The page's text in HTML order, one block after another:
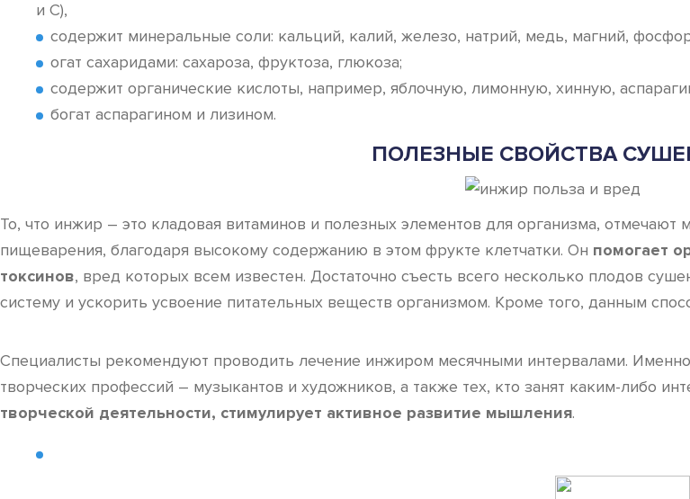
и С),
содержит минеральные соли: кальций, калий, железо, натрий, медь, магний,
огат сахаридами: сахароза, фруктоза, глюкоза;
содержит органические кислоты, например, яблочную, лимонную, хинную,
богат аспарагином и лизином.
ПОЛЕЗНЫЕ СВОЙСТВА
То, что инжир – это кладовая витаминов и полезных элементов для организма,
пищеварения, благодаря высокому содержанию в этом фрукте клетчатки. Он помогает
токсинов, вред которых всем известен. Достаточно съесть всего несколько плодов
систему и ускорить усвоение питательных веществ организмом. Кроме того, данным
Специалисты рекомендуют проводить лечение инжиром месячными интервалами.
творческих профессий – музыкантов и художников, а также тех, кто занят каким-либо
творческой деятельности, стимулирует активное развитие мышления.